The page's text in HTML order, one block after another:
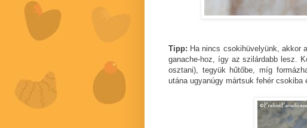
Tipp: Ha nincs csokihüvelyünk, akkor
ganache-hoz, így az szilárdabb lesz.
osztani), tegyük hűtőbe, míg
utána ugyanúgy mártsuk fehér